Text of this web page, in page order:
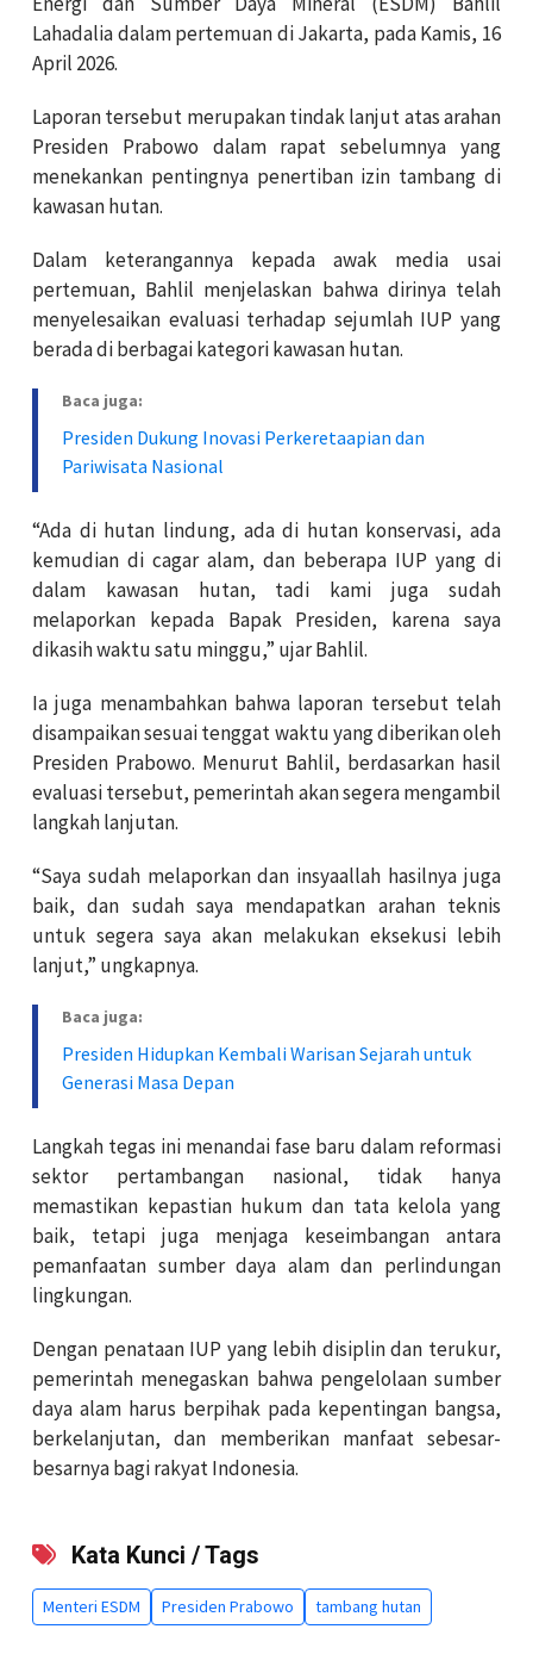
Lahadalia dalam pertemuan di Jakarta, pada Kamis, 16
April 2026.
Laporan tersebut merupakan tindak lanjut atas arahan
Presiden Prabowo dalam rapat sebelumnya yang
menekankan pentingnya penertiban izin tambang di
kawasan hutan.
Dalam keterangannya kepada awak media usai
pertemuan, Bahlil menjelaskan bahwa dirinya telah
menyelesaikan evaluasi terhadap sejumlah IUP yang
berada di berbagai kategori kawasan hutan.
Baca juga:
Presiden Dukung Inovasi Perkeretaapian dan
Pariwisata Nasional
“Ada di hutan lindung, ada di hutan konservasi, ada
kemudian di cagar alam, dan beberapa IUP yang di
dalam kawasan hutan, tadi kami juga sudah
melaporkan kepada Bapak Presiden, karena saya
dikasih waktu satu minggu,” ujar Bahlil.
Ia juga menambahkan bahwa laporan tersebut telah
disampaikan sesuai tenggat waktu yang diberikan oleh
Presiden Prabowo. Menurut Bahlil, berdasarkan hasil
evaluasi tersebut, pemerintah akan segera mengambil
langkah lanjutan.
“Saya sudah melaporkan dan insyaallah hasilnya juga
baik, dan sudah saya mendapatkan arahan teknis
untuk segera saya akan melakukan eksekusi lebih
lanjut,” ungkapnya.
Baca juga:
Presiden Hidupkan Kembali Warisan Sejarah untuk
Generasi Masa Depan
Langkah tegas ini menandai fase baru dalam reformasi
sektor pertambangan nasional, tidak hanya
memastikan kepastian hukum dan tata kelola yang
baik, tetapi juga menjaga keseimbangan antara
pemanfaatan sumber daya alam dan perlindungan
lingkungan.
Dengan penataan IUP yang lebih disiplin dan terukur,
pemerintah menegaskan bahwa pengelolaan sumber
daya alam harus berpihak pada kepentingan bangsa,
berkelanjutan, dan memberikan manfaat sebesar-
besarnya bagi rakyat Indonesia.
Kata Kunci / Tags
Menteri ESDM Presiden Prabowo tambang hutan